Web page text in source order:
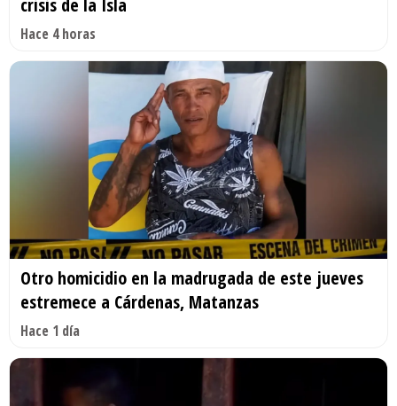
Hace 4 horas
Otro homicidio en la madrugada de este jueves
estremece a Cárdenas, Matanzas
Hace 1 día